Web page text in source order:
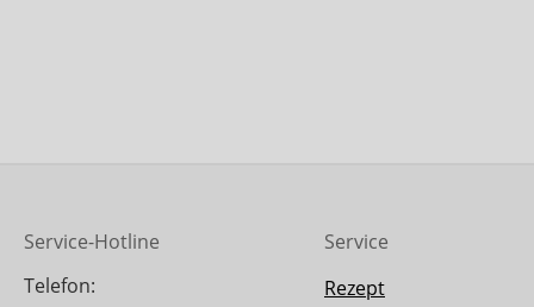
Service-Hotline
Telefon:
Service
Rezept